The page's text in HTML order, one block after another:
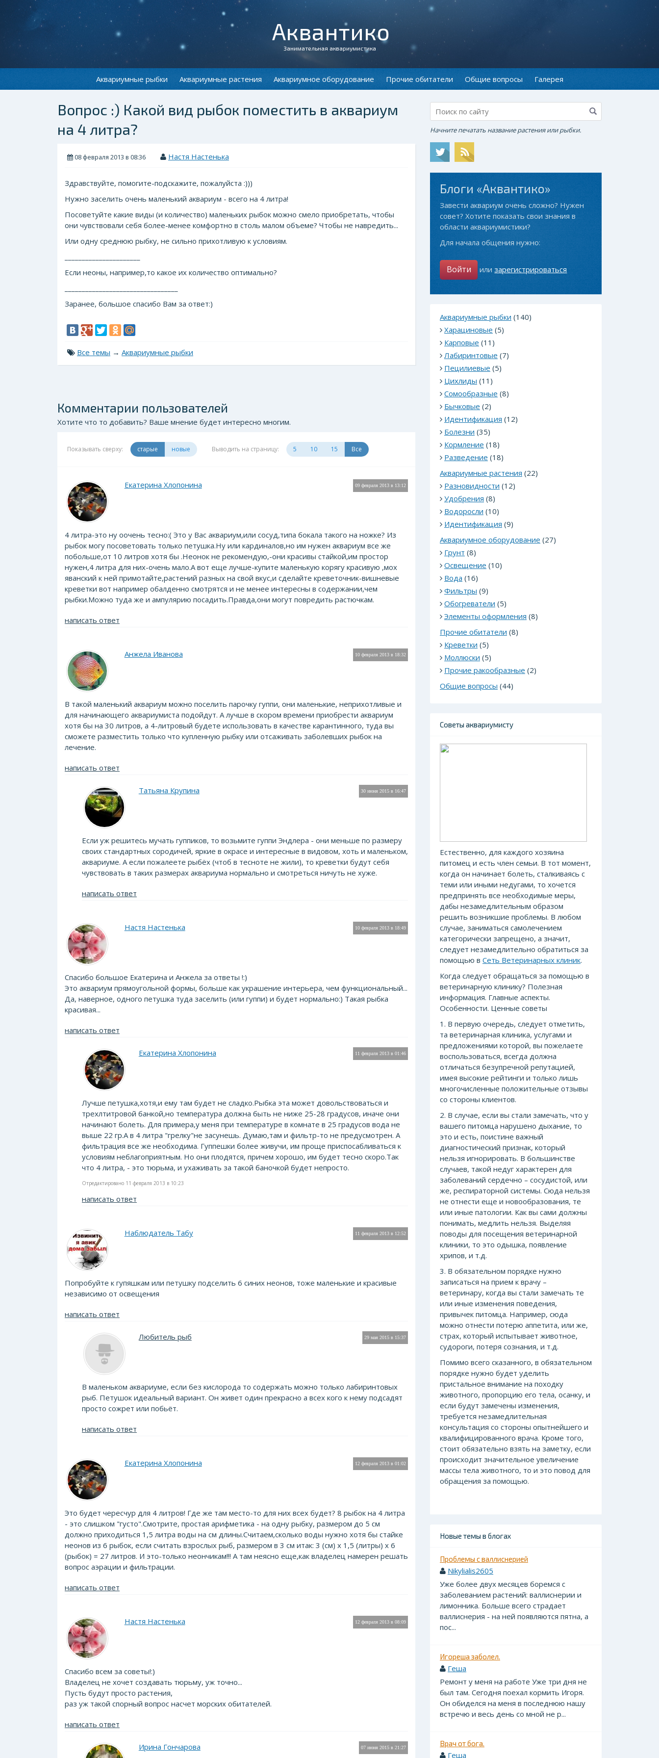
Аквантико
Занимательная аквариумистика
Аквариумные рыбки Аквариумные растения Аквариумное оборудование Прочие обитатели Общие вопросы Галерея
Вопрос :) Какой вид рыбок поместить в аквариум
на 4 литра?
08 февраля 2013 в 08:36 Настя Настенька
Здравствуйте, помогите-подскажите, пожалуйста :)))
Нужно заселить очень маленький аквариум - всего на 4 литра!
Посоветуйте какие виды (и количество) маленьких рыбок можно смело приобретать, чтобы
они чувствовали себя более-менее комфортно в столь малом объеме? Чтобы не навредить...
Или одну среднюю рыбку, не сильно прихотливую к условиям.
Если неоны, например,то какое их количество оптимально?
Заранее, большое спасибо Вам за ответ:)
Все темы → Аквариумные рыбки
Комментарии пользователей
Хотите что то добавить? Ваше мнение будет интересно многим.
Показывать сверху: старые новые Выводить на страницу: 5 10 15 Все
09 февраля 2013 в 13:12
Екатерина Хлопонина
4 литра-это ну оочень тесно:( Это у Вас аквариум,или сосуд,типа бокала такого на ножке? Из
рыбок могу посоветовать только петушка.Ну или кардиналов,но им нужен аквариум все же
побольше,от 10 литров хотя бы .Неонок не рекомендую,-они красивы стайкой,им простор
нужен,4 литра для них-очень мало.А вот еще лучше-купите маленькую корягу красивую ,мох
яванский к ней примотайте,растений разных на свой вкус,и сделайте креветочник-вишневые
креветки вот например обалденно смотрятся и не менее интересны в содержании,чем
рыбки.Можно туда же и ампулярию посадить.Правда,они могут повредить растючкам.
написать ответ
10 февраля 2013 в 18:32
Анжела Иванова
В такой маленький аквариум можно поселить парочку гуппи, они маленькие, неприхотливые и
для начинающего аквариумиста подойдут. А лучше в скором времени приобрести аквариум
хотя бы на 30 литров, а 4-литровый будете использовать в качестве карантинного, туда вы
сможете разместить только что купленную рыбку или отсаживать заболевших рыбок на
лечение.
написать ответ
30 июня 2015 в 16:47
Татьяна Крупина
Если уж решитесь мучать гуппиков, то возьмите гуппи Эндлера - они меньше по размеру
своих стандартных сородичей, яркие в окрасе и интересные в видовом, хоть и маленьком,
аквариуме. А если пожалеете рыбёх (чтоб в тесноте не жили), то креветки будут себя
чувствовать в таких размерах аквариума нормально и смотреться ничуть не хуже.
написать ответ
10 февраля 2013 в 18:49
Настя Настенька
Спасибо большое Екатерина и Анжела за ответы !:)
Это аквариум прямоугольной формы, больше как украшение интерьера, чем функциональный...
Да, наверное, одного петушка туда заселить (или гуппи) и будет нормально:) Такая рыбка
красивая...
написать ответ
11 февраля 2013 в 01:46
Екатерина Хлопонина
Лучше петушка,хотя,и ему там будет не сладко.Рыбка эта может довольствоваться и
трехлтитровой банкой,но температура должна быть не ниже 25-28 градусов, иначе они
начинают болеть. Для примера,у меня при температуре в комнате в 25 градусов вода не
выше 22 гр.А в 4 литра "грелку"не засунешь. Думаю,там и фильтр-то не предусмотрен. А
фильтрация все же необходима. Гуппешки более живучи, им проще приспосабливаться к
условиям неблагоприятным. Но они плодятся, причем хорошо, им будет тесно скоро.Так
что 4 литра, - это тюрьма, и ухаживать за такой баночкой будет непросто.
Отредактировано 11 февраля 2013 в 10:23
написать ответ
11 февраля 2013 в 12:52
Наблюдатель Табу
Попробуйте к гупяшкам или петушку подселить 6 синих неонов, тоже маленькие и красивые
независимо от освещения
написать ответ
29 мая 2015 в 15:37
Любитель рыб
В маленьком аквариуме, если без кислорода то содержать можно только лабиринтовых
рыб. Петушок идеальный вариант. Он живет один прекрасно а всех кого к нему подсадят
просто сожрет или побьёт.
написать ответ
12 февраля 2013 в 01:02
Екатерина Хлопонина
Это будет чересчур для 4 литров! Где же там место-то для них всех будет? 8 рыбок на 4 литра
- это слишком "густо".Смотрите, простая арифметика - на одну рыбку, размером до 5 см
должно приходиться 1,5 литра воды на см длины.Считаем,сколько воды нужно хотя бы стайке
неонов из 6 рыбок, если считать взрослых рыб, размером в 3 см итак: 3 (см) х 1,5 (литры) х 6
(рыбок) = 27 литров. И это-только неончикам!!! А там неясно еще,как владелец намерен решать
вопрос аэрации и фильтрации.
написать ответ
12 февраля 2013 в 08:09
Настя Настенька
Спасибо всем за советы!:)
Владелец не хочет создавать тюрьму, уж точно...
Пусть будут просто растения,
раз уж такой спорный вопрос насчет морских обитателей.
написать ответ
07 июня 2015 в 21:27
Ирина Гончарова
Начните печатать название растения или рыбки.
Блоги «Аквантико»
Завести аквариум очень сложно? Нужен
совет? Хотите показать свои знания в
области аквариумистики?
Для начала общения нужно:
Войти илизарегистрироваться
Аквариумные рыбки (140)
Харациновые (5)
Карповые (11)
Лабиринтовые (7)
Пецилиевые (5)
Цихлиды (11)
Сомообразные (8)
Бычковые (2)
Идентификация (12)
Болезни (35)
Кормление (18)
Разведение (18)
Аквариумные растения (22)
Разновидности (12)
Удобрения (8)
Водоросли (10)
Идентификация (9)
Аквариумное оборудование (27)
Грунт (8)
Освещение (10)
Вода (16)
Фильтры (9)
Обогреватели (5)
Элементы оформления (8)
Прочие обитатели (8)
Креветки (5)
Моллюски (5)
Прочие ракообразные (2)
Общие вопросы (44)
Советы аквариумисту
Естественно, для каждого хозяина
питомец и есть член семьи. В тот момент,
когда он начинает болеть, сталкиваясь с
теми или иными недугами, то хочется
предпринять все необходимые меры,
дабы незамедлительным образом
решить возникшие проблемы. В любом
случае, заниматься самолечением
категорически запрещено, а значит,
следует незамедлительно обратиться за
помощью в Сеть Ветеринарных клиник.
Когда следует обращаться за помощью в
ветеринарную клинику? Полезная
информация. Главные аспекты.
Особенности. Ценные советы
1. В первую очередь, следует отметить,
та ветеринарная клиника, услугами и
предложениями которой, вы пожелаете
воспользоваться, всегда должна
отличаться безупречной репутацией,
имея высокие рейтинги и только лишь
многочисленные положительные отзывы
со стороны клиентов.
2. В случае, если вы стали замечать, что у
вашего питомца нарушено дыхание, то
это и есть, поистине важный
диагностический признак, который
нельзя игнорировать. В большинстве
случаев, такой недуг характерен для
заболеваний сердечно – сосудистой, или
же, респираторной системы. Сюда нельзя
не отнести еще и новообразования, те
или иные патологии. Как вы сами должны
понимать, медлить нельзя. Выделяя
поводы для посещения ветеринарной
клиники, то это одышка, появление
хрипов, и т.д.
3. В обязательном порядке нужно
записаться на прием к врачу –
ветеринару, когда вы стали замечать те
или иные изменения поведения,
привычек питомца. Например, сюда
можно отнести потерю аппетита, или же,
страх, который испытывает животное,
судороги, потеря сознания, и т.д.
Помимо всего сказанного, в обязательном
порядке нужно будет уделить
пристальное внимание на походку
животного, пропорцию его тела, осанку, и
если будут замечены изменения,
требуется незамедлительная
консультация со стороны опытнейшего и
квалифицированного врача. Кроме того,
стоит обязательно взять на заметку, если
происходит значительное увеличение
массы тела животного, то и это повод для
обращения за помощью.
Новые темы в блогах
Проблемы с валлиснерией
Nikylialis2605
Уже более двух месяцев боремся с
заболеванием растений: валлиснерии и
лимонника. Больше всего страдает
валлиснерия - на ней появляются пятна, а
пос...
Игореша заболел.
Геша
Ремонт у меня на работе Уже три дня не
был там. Сегодня поехал кормить Игоря.
Он обиделся на меня в последнюю нашу
встречю и весь день со мной не р...
Врач от бога.
Геша